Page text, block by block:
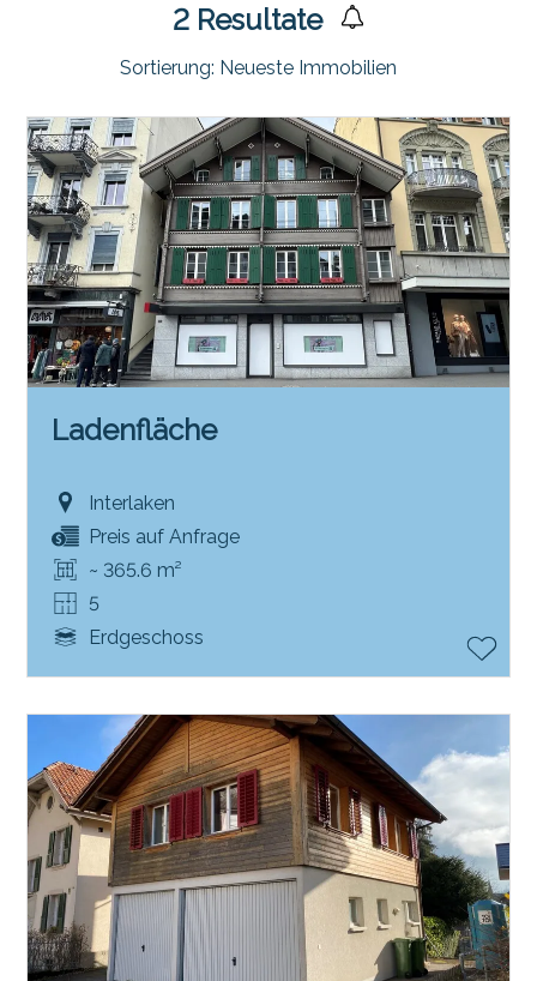
2 Resultate
Sortierung: Neueste Immobilien
Ladenfläche
Interlaken
Preis auf Anfrage
~ 365.6 m²
5
Erdgeschoss